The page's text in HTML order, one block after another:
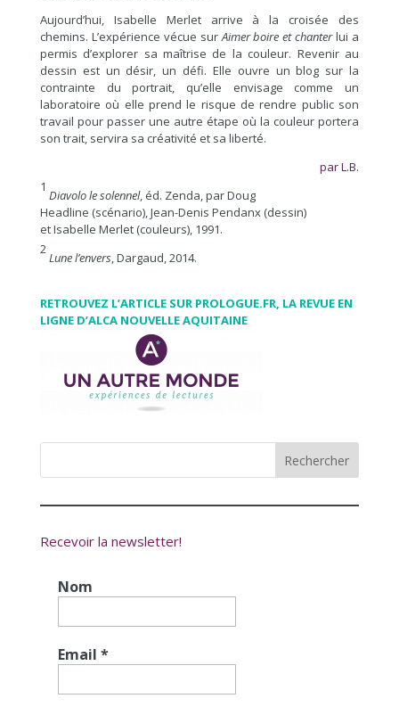
Aujourd’hui, Isabelle Merlet arrive à la croisée des
chemins. L’expérience vécue surAimer boire et chanterlui a
permis d’explorer sa maîtrise de la couleur. Revenir au
dessin est un désir, un défi. Elle ouvre un blog sur la
contrainte du portrait, qu’elle envisage comme un
laboratoire où elle prend le risque de rendre public son
travail pour passer une autre étape où la couleur portera
son trait, servira sa créativité et sa liberté.
par L.B.
1
Diavolo le solennel, éd. Zenda, par Doug
Headline (scénario), Jean-Denis Pendanx (dessin)
et Isabelle Merlet (couleurs), 1991.
2
Lune l’envers, Dargaud, 2014.
RETROUVEZ L’ARTICLE SUR PROLOGUE.FR, LA REVUE EN
LIGNE D’ALCA NOUVELLE AQUITAINE
Recevoir la newsletter!
Nom
Email *